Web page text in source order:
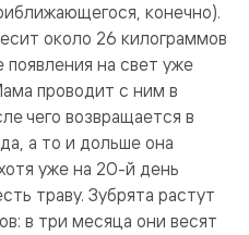
конечно).
около 26 килограммов
появления на свет уже
проводит с ним в
чего возвращается в
а то и дольше она
уже на 20-й день
траву. Зубрята растут
в три месяца они весят